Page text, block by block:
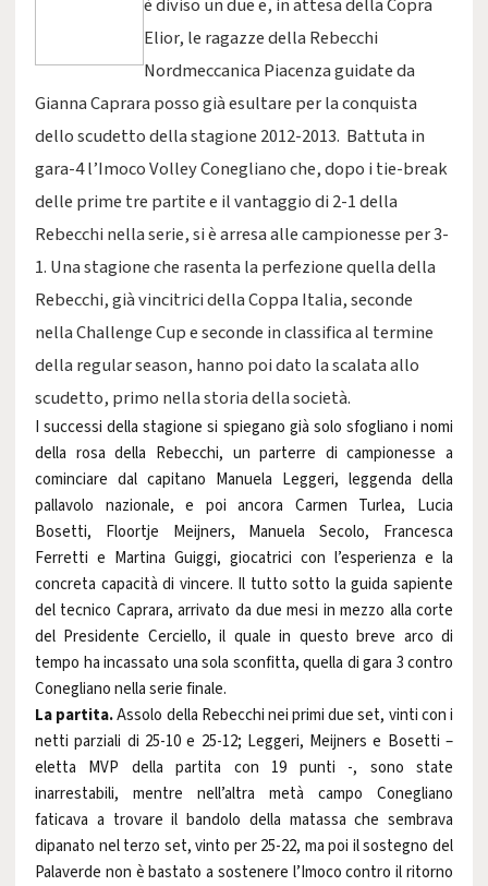
è diviso un due e, in attesa della Copra
Elior, le ragazze della Rebecchi
Nordmeccanica Piacenza guidate da
Gianna Caprara posso già esultare per la conquista
dello scudetto della stagione 2012-2013. Battuta in
gara-4 l’Imoco Volley Conegliano che, dopo i tie-break
delle prime tre partite e il vantaggio di 2-1 della
Rebecchi nella serie, si è arresa alle campionesse per 3-
1. Una stagione che rasenta la perfezione quella della
Rebecchi, già vincitrici della Coppa Italia, seconde
nella Challenge Cup e seconde in classifica al termine
della regular season, hanno poi dato la scalata allo
scudetto, primo nella storia della società.
I successi della stagione si spiegano già solo sfogliano i nomi
della rosa della Rebecchi, un parterre di campionesse a
cominciare dal capitano Manuela Leggeri, leggenda della
pallavolo nazionale, e poi ancora Carmen Turlea, Lucia
Bosetti, Floortje Meijners, Manuela Secolo, Francesca
Ferretti e Martina Guiggi, giocatrici con l’esperienza e la
concreta capacità di vincere. Il tutto sotto la guida sapiente
del tecnico Caprara, arrivato da due mesi in mezzo alla corte
del Presidente Cerciello, il quale in questo breve arco di
tempo ha incassato una sola sconfitta, quella di gara 3 contro
Conegliano nella serie finale.
La partita.Assolo della Rebecchi nei primi due set, vinti con i
netti parziali di 25-10 e 25-12; Leggeri, Meijners e Bosetti –
eletta MVP della partita con 19 punti -, sono state
inarrestabili, mentre nell’altra metà campo Conegliano
faticava a trovare il bandolo della matassa che sembrava
dipanato nel terzo set, vinto per 25-22, ma poi il sostegno del
Palaverde non è bastato a sostenere l’Imoco contro il ritorno